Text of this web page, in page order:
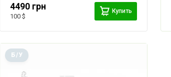
4490 грн
100 $
Купить
Б/У